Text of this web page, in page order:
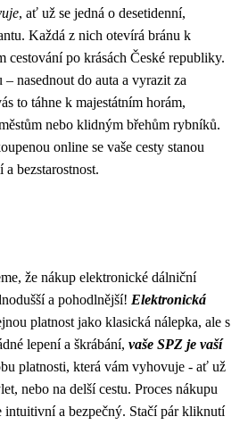
, ať už se jedná o desetidenní,
Každá z nich otevírá bránu k
cestování po krásách České republiky.
– nasednout do auta a vyrazit za
to táhne k majestátním horám,
nebo klidným břehům rybníků.
online se vaše cesty stanou
bezstarostnost.
že nákup elektronické dálniční
a pohodlnější! Elektronická
platnost jako klasická nálepka, ale s
lepení a škrábání, vaše SPZ je vaší
platnosti, která vám vyhovuje - ať už
nebo na delší cestu. Proces nákupu
intuitivní a bezpečný. Stačí pár kliknutí